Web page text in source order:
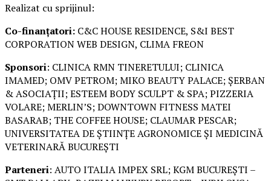
Realizat cu sprijinul:
Co-finanțatori: C&C HOUSE RESIDENCE, S&I BEST
CORPORATION WEB DESIGN, CLIMA FREON
Sponsori: CLINICA RMN TINERETULUI; CLINICA
IMAMED; OMV PETROM; MIKO BEAUTY PALACE; ȘERBAN
& ASOCIAȚII; ESTEEM BODY SCULPT & SPA; PIZZERIA
VOLARE; MERLIN’S; DOWNTOWN FITNESS MATEI
BASARAB; THE COFFEE HOUSE; CLAUMAR PESCAR;
UNIVERSITATEA DE ȘTIINȚE AGRONOMICE ȘI MEDICINĂ
VETERINARĂ BUCUREȘTI
Parteneri: AUTO ITALIA IMPEX SRL; KGM BUCUREȘTI –